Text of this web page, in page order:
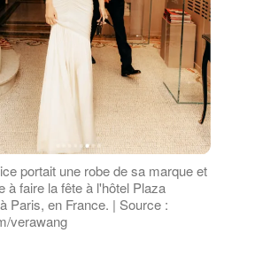
portait une robe de sa marque et
à faire la fête à l'hôtel Plaza
Paris, en France. | Source :
verawang